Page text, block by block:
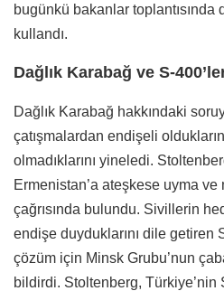
bugünkü bakanlar toplantısında
kullandı.
Dağlık Karabağ ve S-
Dağlık Karabağ hakkındaki
çatışmalardan endişeli
olmadıklarını yineledi.
Ermenistan’a ateşkese uyma
çağrısında bulundu. Sivillerin
endişe duyduklarını dile getiren
çözüm için Minsk Grubu’nun
bildirdi. Stoltenberg, Türkiye’nin